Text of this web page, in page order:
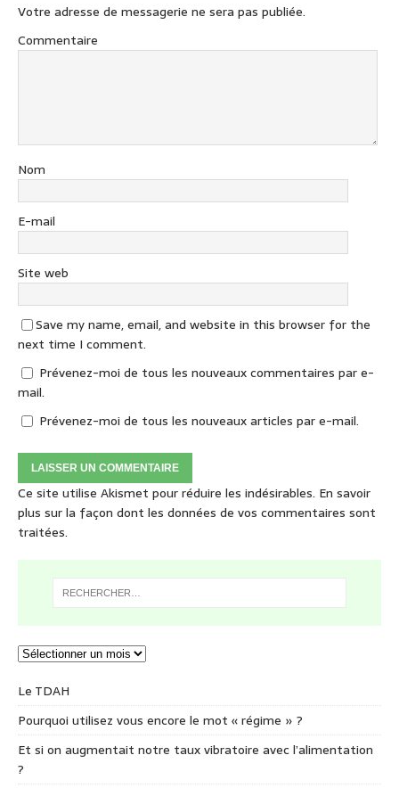
Votre adresse de messagerie ne sera pas publiée.
Commentaire
Nom
E-mail
Site web
Save my name, email, and website in this browser for the
next time I comment.
Prévenez-moi de tous les nouveaux commentaires par e-
mail.
Prévenez-moi de tous les nouveaux articles par e-mail.
Ce site utilise Akismet pour réduire les indésirables. En savoir
plus sur la façon dont les données de vos commentaires sont
traitées.
Le TDAH
Pourquoi utilisez vous encore le mot « régime » ?
Et si on augmentait notre taux vibratoire avec l’alimentation
?